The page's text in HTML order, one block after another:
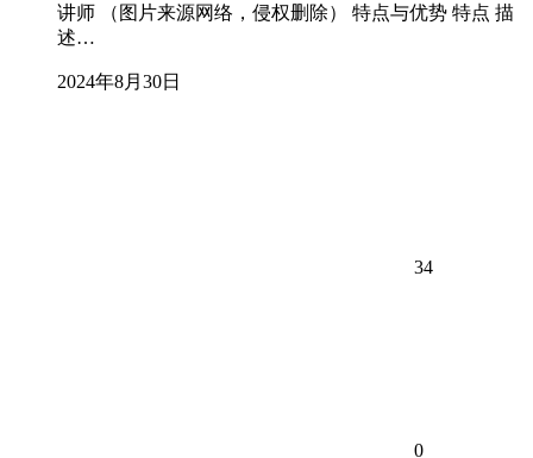
讲师 （图片来源网络，侵权删除） 特点与优势 特点 描
述…
2024年8月30日
34
0